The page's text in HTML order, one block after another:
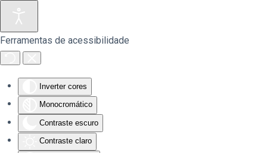
Ferramentas de acessibilidade
Inverter cores
Monocromático
Contraste escuro
Contraste claro
Saltar para o conteúdo principal